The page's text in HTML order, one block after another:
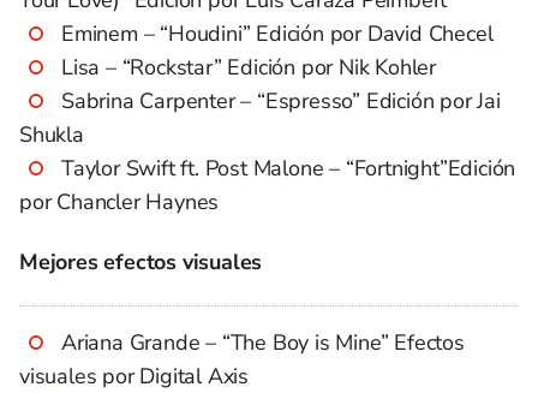
Eminem – “Houdini” Edición por David Checel
Lisa – “Rockstar” Edición por Nik Kohler
Sabrina Carpenter – “Espresso” Edición por Jai
Shukla
Taylor Swift ft. Post Malone – “Fortnight”Edición
por Chancler Haynes
Mejores efectos visuales
Ariana Grande – “The Boy is Mine” Efectos
visuales por Digital Axis